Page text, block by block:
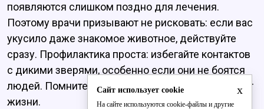
появляются слишком поздно для лечения.
Поэтому врачи призывают не рисковать: если вас
укусило даже знакомое животное, действуйте
сразу. Профилактика проста: избегайте контактов
с дикими зверями, особенно если они не боятся
людей. Помните: своевременная помощь спасает
жизни.
x
Сайт использует cookie
На сайте используются cookie-файлы и другие